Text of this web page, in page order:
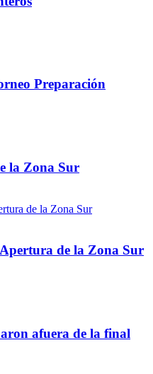
Preparación
la Zona Sur
de la Zona Sur
afuera de la final